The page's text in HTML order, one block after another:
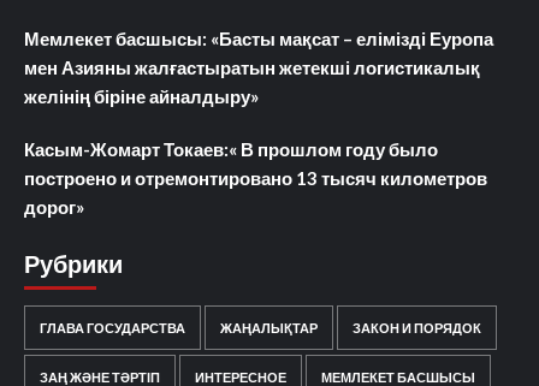
Мемлекет басшысы: «Басты мақсат – елімізді Еуропа
мен Азияны жалғастыратын жетекші логистикалық
желінің біріне айналдыру»
Касым-Жомарт Токаев:« В прошлом году было
построено и отремонтировано 13 тысяч километров
дорог»
Рубрики
ГЛАВА ГОСУДАРСТВА ЖАҢАЛЫҚТАР ЗАКОН И ПОРЯДОК
ЗАҢ ЖӘНЕ ТӘРТІП ИНТЕРЕСНОЕ МЕМЛЕКЕТ БАСШЫСЫ